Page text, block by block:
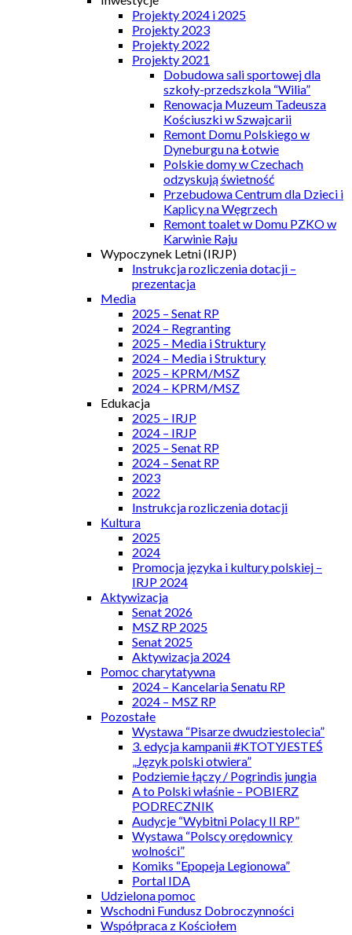
Projekty 2024 i 2025
Projekty 2023
Projekty 2022
Projekty 2021
Dobudowa sali sportowej dla
szkoły-przedszkola “Wilia”
Renowacja Muzeum Tadeusza
Kościuszki w Szwajcarii
Remont Domu Polskiego w
Dyneburgu na Łotwie
Polskie domy w Czechach
odzyskują świetność
Przebudowa Centrum dla Dzieci i
Kaplicy na Węgrzech
Remont toalet w Domu PZKO w
Karwinie Raju
Wypoczynek Letni (IRJP)
Instrukcja rozliczenia dotacji –
prezentacja
Media
2025 – Senat RP
2024 – Regranting
2025 – Media i Struktury
2024 – Media i Struktury
2025 – KPRM/MSZ
2024 – KPRM/MSZ
Edukacja
2025 – IRJP
2024 – IRJP
2025 – Senat RP
2024 – Senat RP
2023
2022
Instrukcja rozliczenia dotacji
Kultura
2025
2024
Promocja języka i kultury polskiej –
IRJP 2024
Aktywizacja
Senat 2026
MSZ RP 2025
Senat 2025
Aktywizacja 2024
Pomoc charytatywna
2024 – Kancelaria Senatu RP
2024 – MSZ RP
Pozostałe
Wystawa “Pisarze dwudziestolecia”
3. edycja kampanii #KTOTYJESTEŚ
„Język polski otwiera”
Podziemie łączy / Pogrindis jungia
A to Polski właśnie – POBIERZ
PODRECZNIK
Audycje “Wybitni Polacy II RP”
Wystawa “Polscy orędownicy
wolności”
Komiks “Epopeja Legionowa”
Portal IDA
Udzielona pomoc
Wschodni Fundusz Dobroczynności
Współpraca z Kościołem